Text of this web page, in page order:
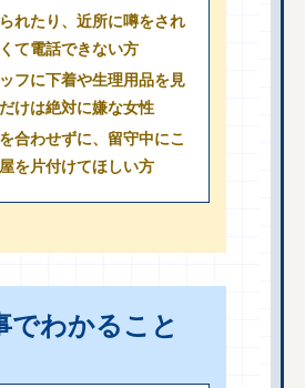
れたり、近所に噂をされ
て電話できない方
フに下着や生理用品を見
けは絶対に嫌な女性
合わせずに、留守中にこ
を片付けてほしい方
でわかること